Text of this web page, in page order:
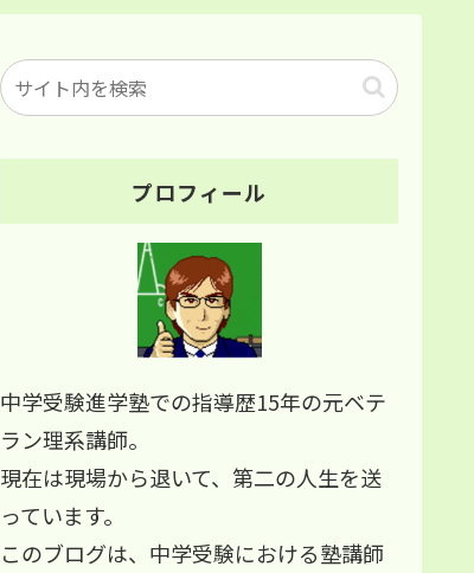
プロフィール
中学受験進学塾での指導歴15年の元ベテ
ラン理系講師。
現在は現場から退いて、第二の人生を送
っています。
このブログは、中学受験における塾講師